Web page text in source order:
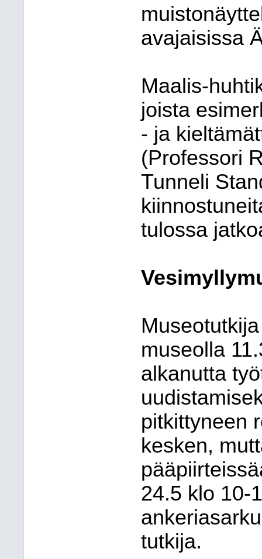
avajaisissa
Maalis-
joista
- ja
(Professori
Tunneli
tulossa
museolla
alkanutta
pitkittyneen
kesken,
24.5 klo 10-
tutkija.